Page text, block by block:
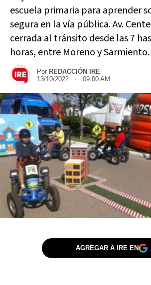
escuela primaria para aprender
segura en la vía pública. Av.
cerrada al tránsito desde las 7
horas, entre Moreno y Sarmiento.
Por REDACCIÓN IRE
13/10/2022 · 09:00 AM
AGREGAR A IRE EN